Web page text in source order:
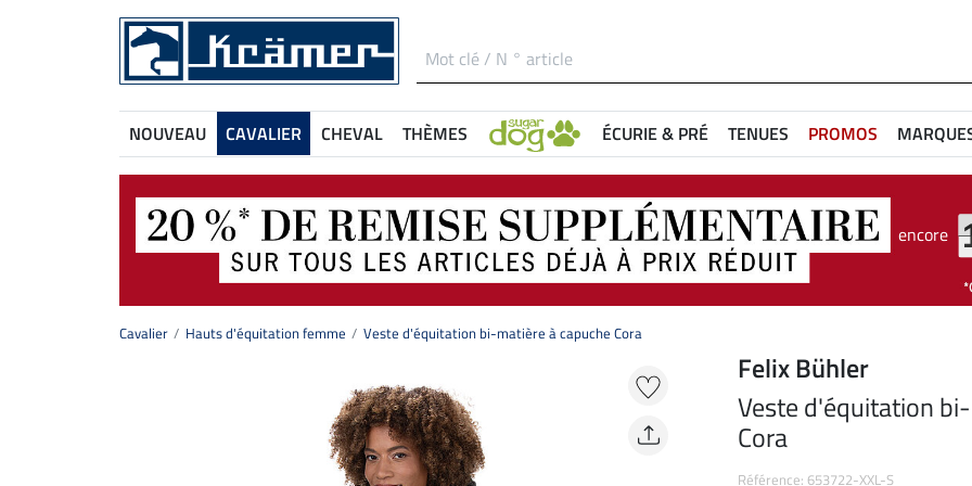
NOUVEAU CAVALIER CHEVAL THÈMES ÉCURIE & PRÉ TENUES PROMOS
encore
Cavalier Hauts d'équitation femme Veste d'équitation bi-matière à capuche Cora
Felix Bühler
Veste d'équitation
Cora
Référence: 653722-XXL-S